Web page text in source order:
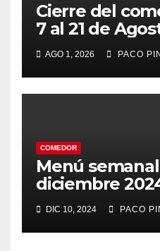
Cierre del
7 al 21 de
vacaciones
AGO 1, 2026 PACO
COMEDOR
Menú semanal
diciembre
DIC 10, 2024 PACO